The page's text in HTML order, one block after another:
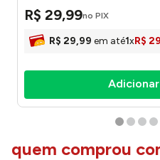
R$ 29,99no PIX
R$ 29,99 em até1xR$ 29
quem comprou